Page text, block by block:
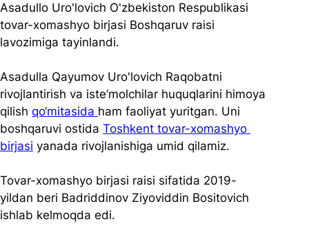
Asadullo Uro'lovich O'zbekiston Respublikasi
tovar-xomashyo birjasi Boshqaruv raisi
lavozimiga tayinlandi.
Asadulla Qayumov Uro'lovich Raqobatni
rivojlantirish va iste’molchilar huquqlarini himoya
qilish qo‘mitasida ham faoliyat yuritgan. Uni
boshqaruvi ostida Toshkent tovar-xomashyo
birjasi yanada rivojlanishiga umid qilamiz.
Tovar-xomashyo birjasi raisi sifatida 2019-
yildan beri Badriddinov Ziyoviddin Bositovich
ishlab kelmoqda edi.